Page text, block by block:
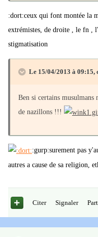
:dort:ceux qui font montée la
extrémistes, de droite , le fn ,
stigmatisation
Le 15/04/2013 à 09:15,
Ben si certains
de nazillons !!!
:gurp:surement pas
autres a cause de sa religion,
Citer Signaler